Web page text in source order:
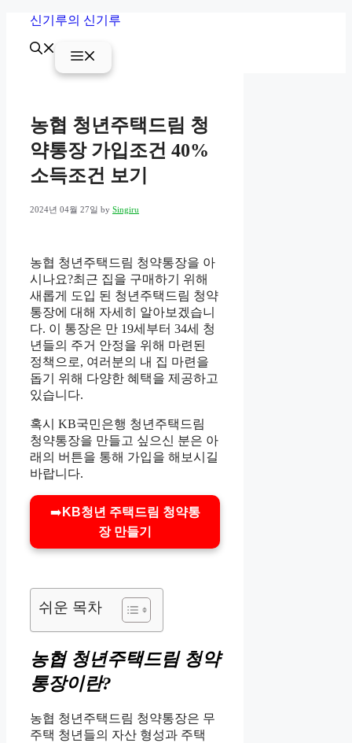
content
신기루의 신기루
농협 청년주택드림 청
약통장 가입조건 40%
소득조건 보기
2024년 04월 27일 by Singiru
농협 청년주택드림 청약통장을 아
시나요?최근 집을 구매하기 위해
새롭게 도입 된 청년주택드림 청약
통장에 대해 자세히 알아보겠습니
다. 이 통장은 만 19세부터 34세 청
년들의 주거 안정을 위해 마련된
정책으로, 여러분의 내 집 마련을
돕기 위해 다양한 혜택을 제공하고
있습니다.
혹시 KB국민은행 청년주택드림
청약통장을 만들고 싶으신 분은 아
래의 버튼을 통해 가입을 해보시길
바랍니다.
➡️ KB청년 주택드림 청약통
장 만들기
쉬운 목차
농협 청년주택드림 청약
통장이란?
농협 청년주택드림 청약통장은 무
주택 청년들의 자산 형성과 주택